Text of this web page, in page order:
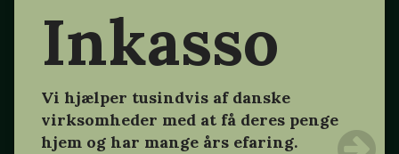
Inkasso
Vi hjælper tusindvis af danske
virksomheder med at få deres penge
hjem og har mange års efaring.